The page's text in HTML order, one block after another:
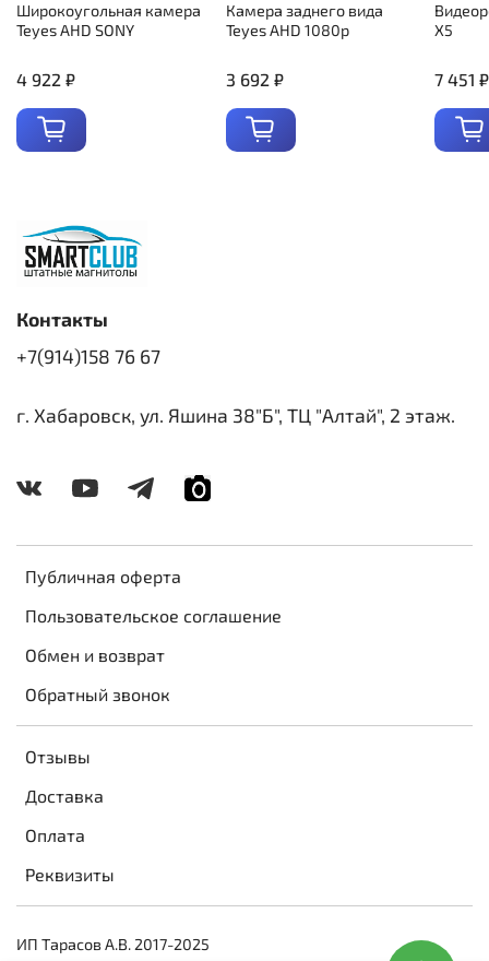
Широкоугольная камера
Teyes AHD SONY
4 922 ₽
Камера заднего вида
Teyes AHD 1080p
3 692 ₽
X5
7 451 ₽
Публичная оферта
Пользовательское соглашение
Обмен и возврат
Обратный звонок
Отзывы
Доставка
Оплата
Реквизиты
Контакты
+7(914)158 76 67
г. Хабаровск, ул. Яшина 38"Б", ТЦ "Алтай", 2 этаж.
ИП Тарасов А.В. 2017-2025